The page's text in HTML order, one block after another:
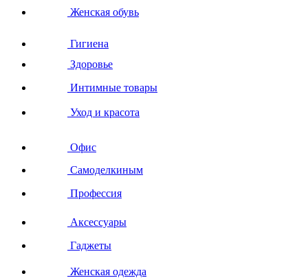
Женская обувь
Гигиена
Здоровье
Интимные товары
Уход и красота
Офис
Самоделкиным
Профессия
Аксессуары
Гаджеты
Женская одежда